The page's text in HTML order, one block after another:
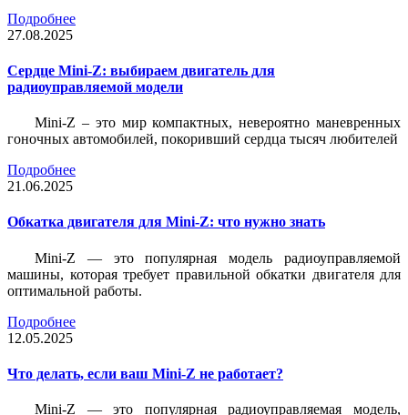
Подробнее
27.08.2025
Сердце Mini-Z: выбираем двигатель для
радиоуправляемой модели
Mini-Z – это мир компактных, невероятно маневренных
гоночных автомобилей, покоривший сердца тысяч любителей
Подробнее
21.06.2025
Обкатка двигателя для Mini-Z: что нужно знать
Mini-Z — это популярная модель радиоуправляемой
машины, которая требует правильной обкатки двигателя для
оптимальной работы.
Подробнее
12.05.2025
Что делать, если ваш Mini-Z не работает?
Mini-Z — это популярная радиоуправляемая модель,